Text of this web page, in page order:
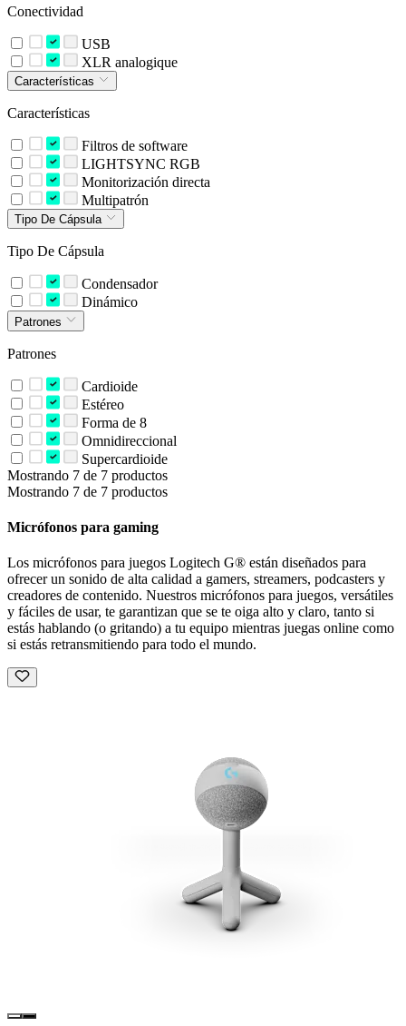
Conectividad
USB
XLR analogique
Características
Características
Filtros de software
LIGHTSYNC RGB
Monitorización directa
Multipatrón
Tipo De Cápsula
Tipo De Cápsula
Condensador
Dinámico
Patrones
Patrones
Cardioide
Estéreo
Forma de 8
Omnidireccional
Supercardioide
Mostrando 7 de 7 productos
Mostrando 7 de 7 productos
Micrófonos para gaming
Los micrófonos para juegos Logitech G® están diseñados para
ofrecer un sonido de alta calidad a gamers, streamers, podcasters y
creadores de contenido. Nuestros micrófonos para juegos, versátiles
y fáciles de usar, te garantizan que se te oiga alto y claro, tanto si
estás hablando (o gritando) a tu equipo mientras juegas online como
si estás retransmitiendo para todo el mundo.